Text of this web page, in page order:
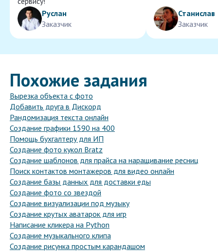
Руслан
Заказчик
Станислав
Заказчик
Похожие задания
Вырезка объекта с фото
Добавить друга в Дискорд
Рандомизация текста онлайн
Создание графики 1590 на 400
Помощь бухгалтеру для ИП
Создание фото кукол Bratz
Создание шаблонов для прайса на наращивание ресниц
Поиск контактов монтажеров для видео онлайн
Создание базы данных для доставки еды
Создание фото со звездой
Создание визуализации под музыку
Создание крутых аватарок для игр
Написание кликера на Python
Создание музыкального клипа
Создание рисунка простым карандашом